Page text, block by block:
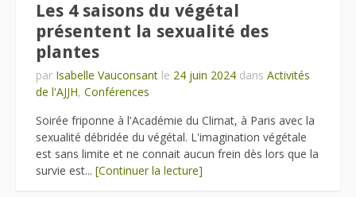
Les 4 saisons du végétal
présentent la sexualité des
plantes
par Isabelle Vauconsant le 24 juin 2024 dans Activités
de l'AJJH, Conférences
Soirée friponne à l'Académie du Climat, à Paris avec la
sexualité débridée du végétal. L'imagination végétale
est sans limite et ne connait aucun frein dès lors que la
survie est... [Continuer la lecture]